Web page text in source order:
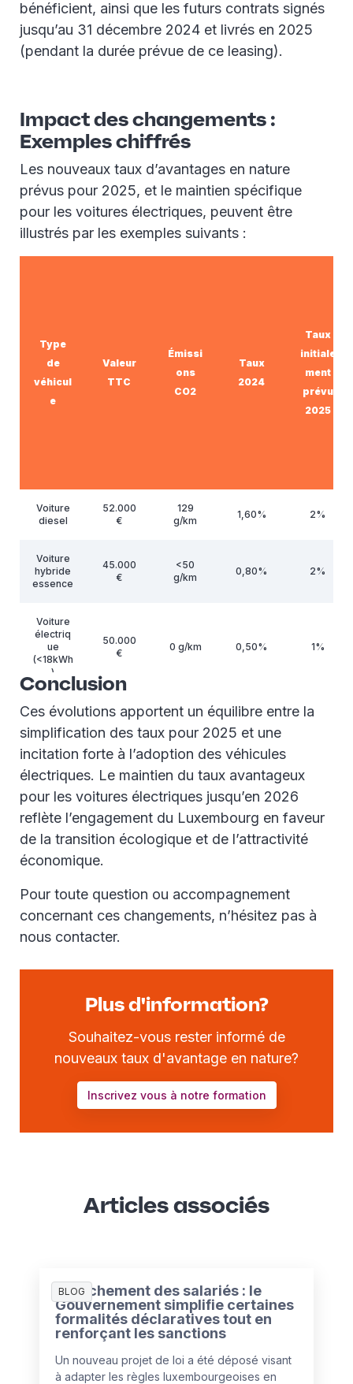
bénéficient, ainsi que les futurs contrats signés
jusqu’au 31 décembre 2024 et livrés en 2025
(pendant la durée prévue de ce leasing).
Impact des changements :
Exemples chiffrés
Les nouveaux taux d’avantages en nature
prévus pour 2025, et le maintien spécifique
pour les voitures électriques, peuvent être
illustrés par les exemples suivants :
Type
de
véhicul
e
Valeur
TTC
Émissi
ons
CO2
Taux
2024
Taux
initiale
ment
prévu
2025
Voiture
diesel
52.000
€
129
g/km
1,60% 2%
Voiture
hybride
essence
45.000
€
<50
g/km
0,80% 2%
Voiture
électriq
ue
(<18kWh
)
50.000
€
0 g/km 0,50% 1%
Conclusion
Ces évolutions apportent un équilibre entre la
simplification des taux pour 2025 et une
incitation forte à l’adoption des véhicules
électriques. Le maintien du taux avantageux
pour les voitures électriques jusqu’en 2026
reflète l’engagement du Luxembourg en faveur
de la transition écologique et de l’attractivité
économique.
Pour toute question ou accompagnement
concernant ces changements, n’hésitez pas à
nous contacter.
Plus d'information?
Souhaitez-vous rester informé de
nouveaux taux d'avantage en nature?
Inscrivez vous à notre formation
Articles associés
BLOG
Détachement des salariés : le
Gouvernement simplifie certaines
formalités déclaratives tout en
renforçant les sanctions
Un nouveau projet de loi a été déposé visant
à adapter les règles luxembourgeoises en